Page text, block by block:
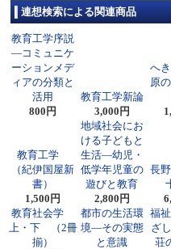
連想検索による関連商品
教育工学序説
―コミュニケ
ーションメデ
ィアの分類と
活用
800円
教育工学新論
3,000円
へ
原
教育工学
（紀伊国屋新
書）
1,500円
地域社会にお
ける子どもと
生活―幼児・
低学年児童の
遊びと教育
2,800円
長
教育社会学
上・下 （2冊
揃）
都市の生活環
境―その実態
と意識
福
ざ
荘